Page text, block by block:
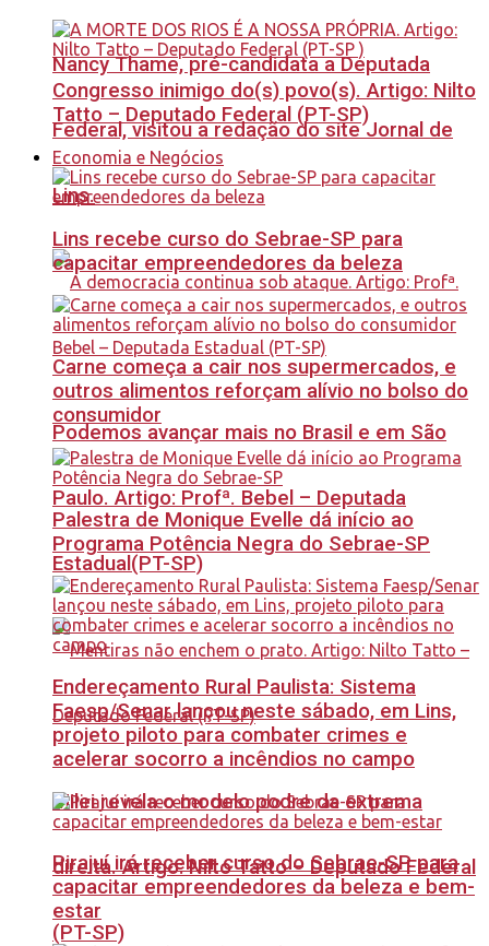
Nancy Thame, pré-candidata a Deputada
Federal, visitou a redação do site Jornal de
Lins.
Podemos avançar mais no Brasil e em São
Paulo. Artigo: Profª. Bebel – Deputada
Estadual(PT-SP)
Milei revela o modelo podre da extrema
direita. Artigo: Nilto Tatto – Deputado Federal
(PT-SP)
Congresso inimigo do(s) povo(s). Artigo: Nilto
Tatto – Deputado Federal (PT-SP)
Economia e Negócios
Lins recebe curso do Sebrae-SP para
capacitar empreendedores da beleza
Carne começa a cair nos supermercados, e
outros alimentos reforçam alívio no bolso do
consumidor
Palestra de Monique Evelle dá início ao
Programa Potência Negra do Sebrae-SP
Endereçamento Rural Paulista: Sistema
Faesp/Senar lançou neste sábado, em Lins,
projeto piloto para combater crimes e
acelerar socorro a incêndios no campo
Pirajuí irá receber curso do Sebrae-SP para
capacitar empreendedores da beleza e bem-
estar